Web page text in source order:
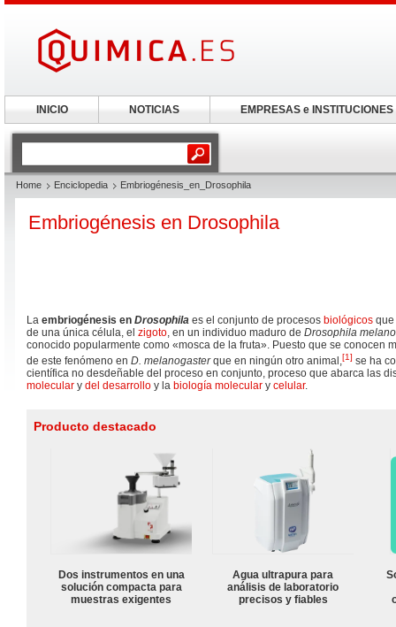
Home Enciclopedia Embriogénesis_en_Drosophila
Embriogénesis en Drosophila
La embriogénesis en Drosophila es el conjunto de procesos biológicos que
de una única célula, el zigoto, en un individuo maduro de Drosophila
conocido popularmente como «mosca de la fruta». Puesto que se conocen
de este fenómeno en D. melanogasterque en ningún otro animal,[1] se ha
científica no desdeñable del proceso en conjunto, proceso que abarca las
molecular y del desarrollo y la biología molecular y celular.
Producto destacado
Dos instrumentos en una
solución compacta para
muestras exigentes
Agua ultrapura para
análisis de laboratorio
precisos y fiables
INICIO NOTICIAS EMPRESAS e INSTITUCIONES